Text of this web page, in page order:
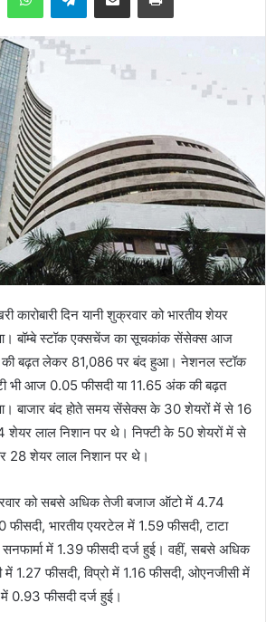
कारोबारी दिन यानी शुक्रवार को भारतीय शेयर
बॉम्बे स्टॉक एक्सचेंज का सूचकांक सेंसेक्स आज
बढ़त लेकर 81,086 पर बंद हुआ। नेशनल स्टॉक
भी आज 0.05 फीसदी या 11.65 अंक की बढ़त
बाजार बंद होते समय सेंसेक्स के 30 शेयरों में से 16
शेयर लाल निशान पर थे। निफ्टी के 50 शेयरों में से
28 शेयर लाल निशान पर थे।
को सबसे अधिक तेजी बजाज ऑटो में 4.74
फीसदी, भारतीय एयरटेल में 1.59 फीसदी, टाटा
में 1.39 फीसदी दर्ज हुई। वहीं, सबसे अधिक
में 1.27 फीसदी, विप्रो में 1.16 फीसदी, ओएनजीसी में
0.93 फीसदी दर्ज हुई।